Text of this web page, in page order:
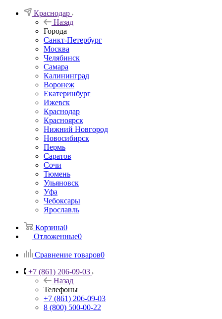
Краснодар
Назад
Города
Санкт-Петербург
Москва
Челябинск
Самара
Калининград
Воронеж
Екатеринбург
Ижевск
Краснодар
Красноярск
Нижний Новгород
Новосибирск
Пермь
Саратов
Сочи
Тюмень
Ульяновск
Уфа
Чебоксары
Ярославль
Корзина0
Отложенные0
Сравнение товаров0
+7 (861) 206-09-03
Назад
Телефоны
+7 (861) 206-09-03
8 (800) 500-00-22